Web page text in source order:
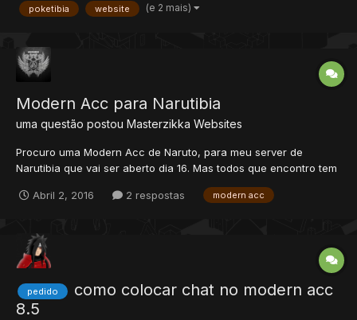
poketibia website (e 2 mais)
Modern Acc para Narutibia
uma questão postou Masterzikka Websites
Procuro uma Modern Acc de Naruto, para meu server de
Narutibia que vai ser aberto dia 16. Mas todos que encontro tem
pode me disponibilizar algum legal ? Desde já gradeço de
Abril 2, 2016 2 respostas modern acc
pedido
como colocar chat no modern acc
8.5